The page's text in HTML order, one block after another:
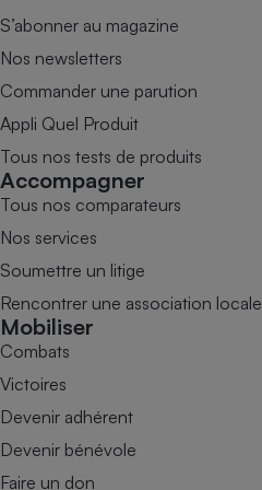
S’abonner au magazine
Nos newsletters
Commander une parution
Appli Quel Produit
Tous nos tests de produits
Accompagner
Tous nos comparateurs
Nos services
Soumettre un litige
Rencontrer une association locale
Mobiliser
Combats
Victoires
Devenir adhérent
Devenir bénévole
Faire un don